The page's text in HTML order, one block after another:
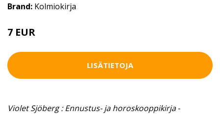
Brand: Kolmiokirja
7 EUR
LISÄTIETOJA
Violet Sjöberg : Ennustus- ja horoskooppikirja-